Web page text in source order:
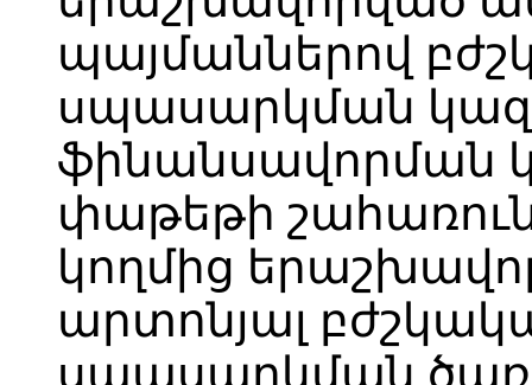
պայմաններով
սպասարկման
ֆինանսավորման
փաթեթի
կողմից
արտոնյալ
սպասարկման